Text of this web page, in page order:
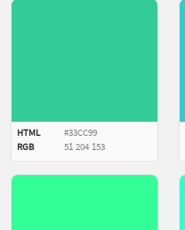
HTML
#33CC99
RGB
51 204 153